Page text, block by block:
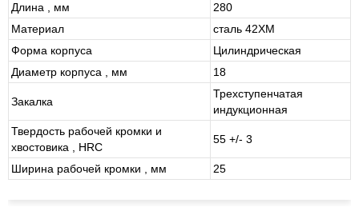
Длина , мм
280
Материал
сталь 42ХМ
Форма корпуса
Цилиндрическая
Диаметр корпуса , мм
18
Закалка
Трехступенчатая
индукционная
Твердость рабочей кромки и
хвостовика , HRC
55 +/- 3
Ширина рабочей кромки , мм 25